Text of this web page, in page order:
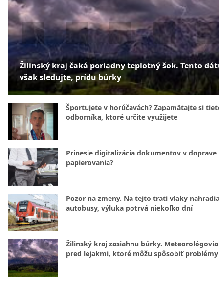
Žilinský kraj čaká poriadny teplotný šok. Tento
však sledujte, prídu búrky
Športujete v horúčavách? Zapamätajte si
odborníka, ktoré určite využijete
Prinesie digitalizácia dokumentov v doprave
papierovania?
Pozor na zmeny. Na tejto trati vlaky nahradia
autobusy, výluka potrvá niekoľko dní
Žilinský kraj zasiahnu búrky.
pred lejakmi, ktoré môžu spôsobiť problémy